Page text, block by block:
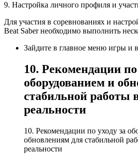
9. Настройка личного профиля и
Для участия в соревнованиях и
Beat Saber необходимо выполнить
Зайдите в главное меню игры и
10. Рекомендации по
оборудованием и
стабильной работы
реальности
10. Рекомендации по уходу за
обновлениям для стабильной
реальности